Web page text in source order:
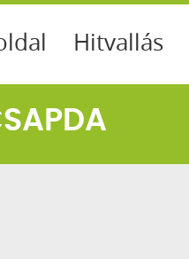
Hitvallás